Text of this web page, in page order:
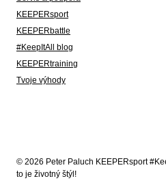
KEEPERsport
KEEPERbattle
#KeepItAll blog
KEEPERtraining
Tvoje výhody
© 2026 Peter Paluch KEEPERsport
to je životný štýl!